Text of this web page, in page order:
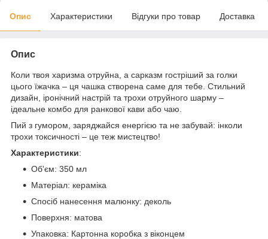
Опис Характеристики Відгуки про товар Доставка
Опис
Коли твоя харизма отруйна, а сарказм гостріший за голки
цього їжачка – ця чашка створена саме для тебе. Стильний
дизайн, іронічний настрій та трохи отруйного шарму –
ідеальне комбо для ранкової кави або чаю.
Пий з гумором, заряджайся енергією та не забувай: інколи
трохи токсичності – це теж мистецтво!
Характеристики:
Об'єм: 350 мл
Матеріал: кераміка
Спосіб нанесення малюнку: деколь
Поверхня: матова
Упаковка: Картонна коробка з віконцем